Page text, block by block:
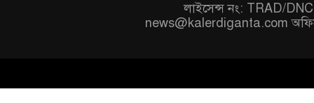
লাইসেন্স নং: TRAD/
news@kalerdiganta.com